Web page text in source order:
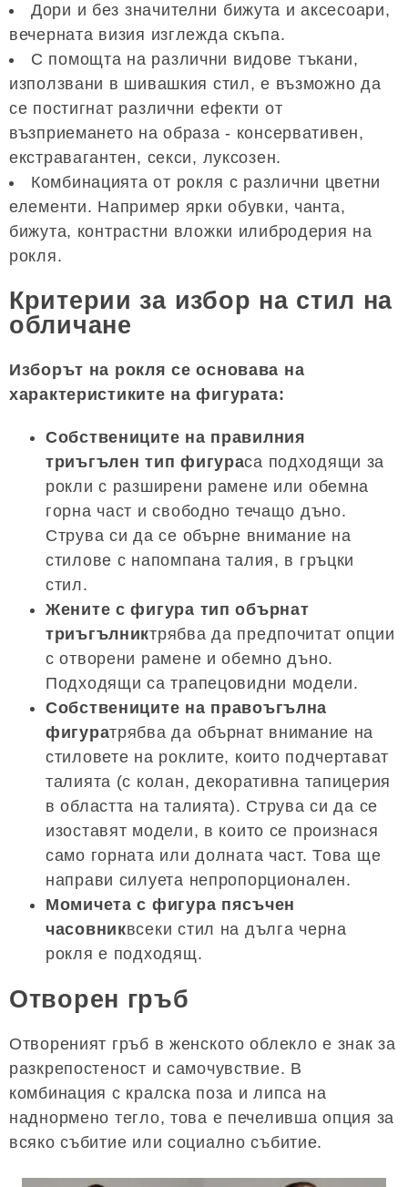
Дори и без значителни бижута и аксесоари,
вечерната визия изглежда скъпа.
С помощта на различни видове тъкани,
използвани в шивашкия стил, е възможно да
се постигнат различни ефекти от
възприемането на образа - консервативен,
екстравагантен, секси, луксозен.
Комбинацията от рокля с различни цветни
елементи. Например ярки обувки, чанта,
бижута, контрастни вложки илибродерия на
рокля.
Критерии за избор на стил на
обличане
Изборът на рокля се основава на
характеристиките на фигурата:
Собствениците на правилния
триъгълен тип фигураса подходящи за
рокли с разширени рамене или обемна
горна част и свободно течащо дъно.
Струва си да се обърне внимание на
стилове с напомпана талия, в гръцки
стил.
Жените с фигура тип обърнат
триъгълниктрябва да предпочитат опции
с отворени рамене и обемно дъно.
Подходящи са трапецовидни модели.
Собствениците на правоъгълна
фигуратрябва да обърнат внимание на
стиловете на роклите, които подчертават
талията (с колан, декоративна тапицерия
в областта на талията). Струва си да се
изоставят модели, в които се произнася
само горната или долната част. Това ще
направи силуета непропорционален.
Момичета с фигура пясъчен
часовниквсеки стил на дълга черна
рокля е подходящ.
Отворен гръб
Отвореният гръб в женското облекло е знак за
разкрепостеност и самочувствие. В
комбинация с кралска поза и липса на
наднормено тегло, това е печеливша опция за
всяко събитие или социално събитие.